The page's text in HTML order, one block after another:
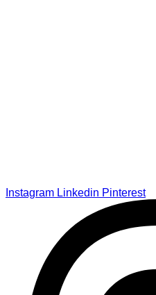
Instagram Linkedin Pinterest